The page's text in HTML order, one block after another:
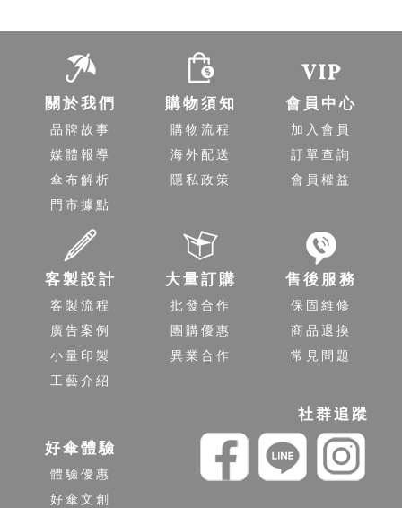
關於我們
品牌故事
媒體報導
傘布解析
門市據點
購物須知
購物流程
海外配送
隱私政策
會員中心
加入會員
訂單查詢
會員權益
客製設計
客製流程
廣告案例
小量印製
工藝介紹
大量訂購
批發合作
團購優惠
異業合作
售後服務
保固維修
商品退換
常見問題
好傘體驗
體驗優惠
好傘文創
社群追蹤